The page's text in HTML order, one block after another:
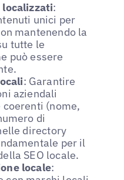
:
unici per
mantenendo la
tutte le
può essere
: Garantire
aziendali
coerenti (nome,
di
directory
per il
SEO locale.
locale: